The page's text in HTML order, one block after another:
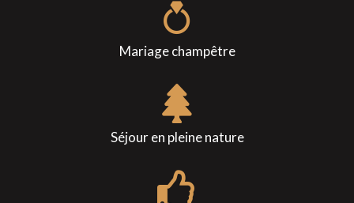
Mariage champêtre
Séjour en pleine nature